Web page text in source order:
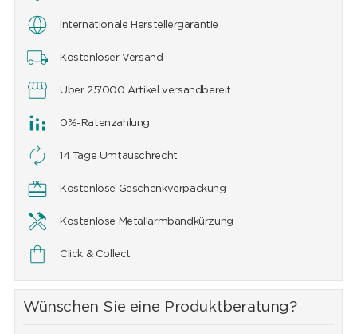
Internationale Herstellergarantie
Kostenloser Versand
Über 25'000 Artikel versandbereit
0%-Ratenzahlung
14 Tage Umtauschrecht
Kostenlose Geschenkverpackung
Kostenlose Metallarmbandkürzung
Click & Collect
Wünschen Sie eine Produktberatung?